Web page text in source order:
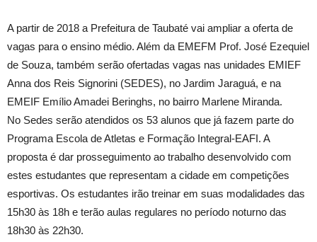
A partir de 2018 a Prefeitura de Taubaté vai ampliar a oferta de
vagas para o ensino médio. Além da EMEFM Prof. José Ezequiel
de Souza, também serão ofertadas vagas nas unidades EMIEF
Anna dos Reis Signorini (SEDES), no Jardim Jaraguá, e na
EMEIF Emílio Amadei Beringhs, no bairro Marlene Miranda.
No Sedes serão atendidos os 53 alunos que já fazem parte do
Programa Escola de Atletas e Formação Integral-EAFI. A
proposta é dar prosseguimento ao trabalho desenvolvido com
estes estudantes que representam a cidade em competições
esportivas. Os estudantes irão treinar em suas modalidades das
15h30 às 18h e terão aulas regulares no período noturno das
18h30 às 22h30.